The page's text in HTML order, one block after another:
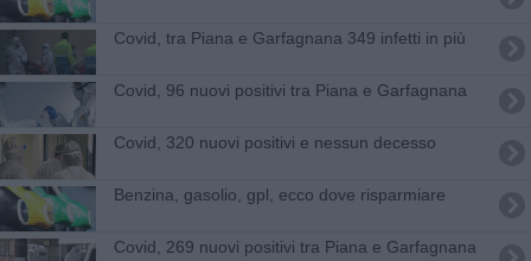
Covid, tra Piana e Garfagnana 349 infetti in più
Covid, 96 nuovi positivi tra Piana e Garfagnana
Covid, 320 nuovi positivi e nessun decesso
​Benzina, gasolio, gpl, ecco dove risparmiare
Covid, 269 nuovi positivi tra Piana e Garfagnana